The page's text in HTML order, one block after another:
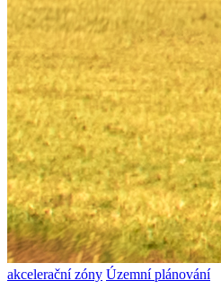
akcelerační zóny Územní plánování